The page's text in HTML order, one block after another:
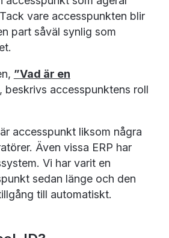
vare accesspunkten blir
part såväl synlig som
”Vad är en
, beskrivs accesspunktens roll
accesspunkt liksom några
Även vissa ERP har
Vi har varit en
sedan länge och den
till automatiskt.